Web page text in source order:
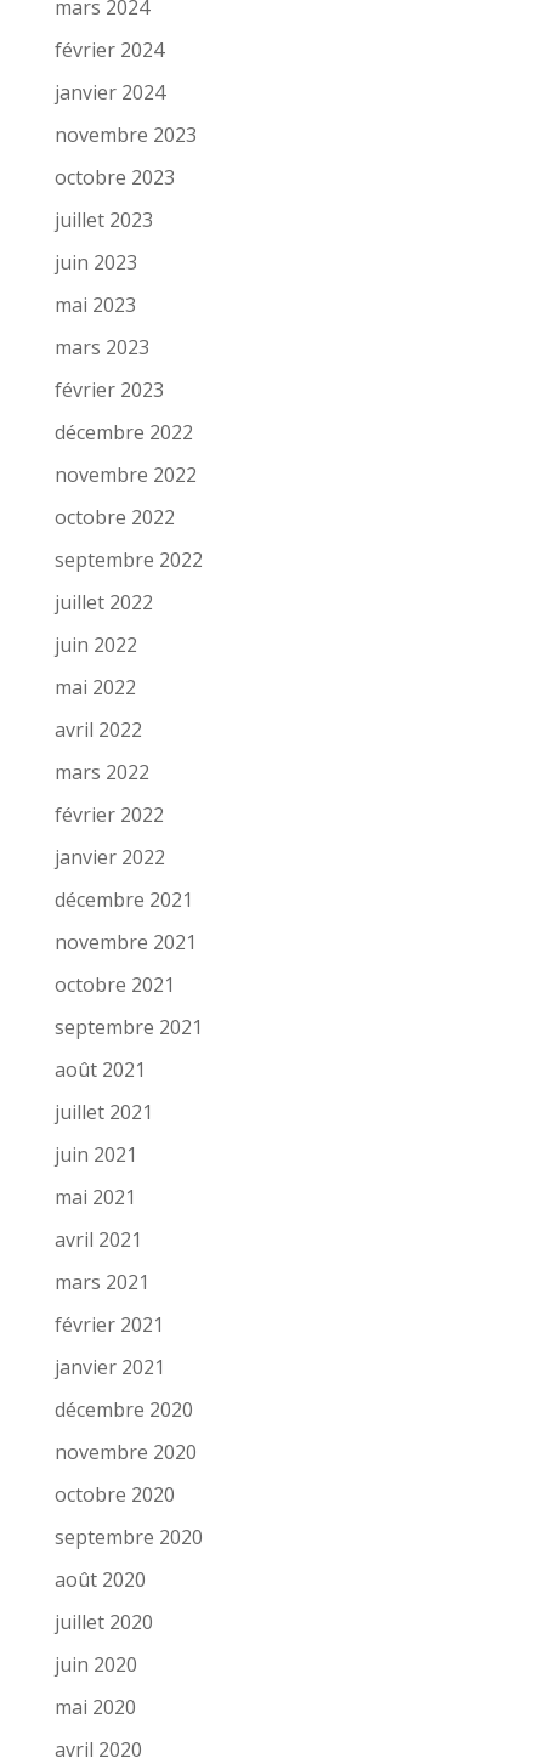
mars 2024
février 2024
janvier 2024
novembre 2023
octobre 2023
juillet 2023
juin 2023
mai 2023
mars 2023
février 2023
décembre 2022
novembre 2022
octobre 2022
septembre 2022
juillet 2022
juin 2022
mai 2022
avril 2022
mars 2022
février 2022
janvier 2022
décembre 2021
novembre 2021
octobre 2021
septembre 2021
août 2021
juillet 2021
juin 2021
mai 2021
avril 2021
mars 2021
février 2021
janvier 2021
décembre 2020
novembre 2020
octobre 2020
septembre 2020
août 2020
juillet 2020
juin 2020
mai 2020
avril 2020